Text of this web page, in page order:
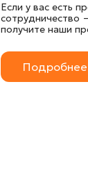
Если у вас есть
сотрудничество
получите наши
Подробнее